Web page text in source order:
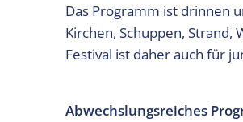
Das Programm ist drinnen
Kirchen, Schuppen, Strand,
Festival ist daher auch für
Abwechslungsreiches